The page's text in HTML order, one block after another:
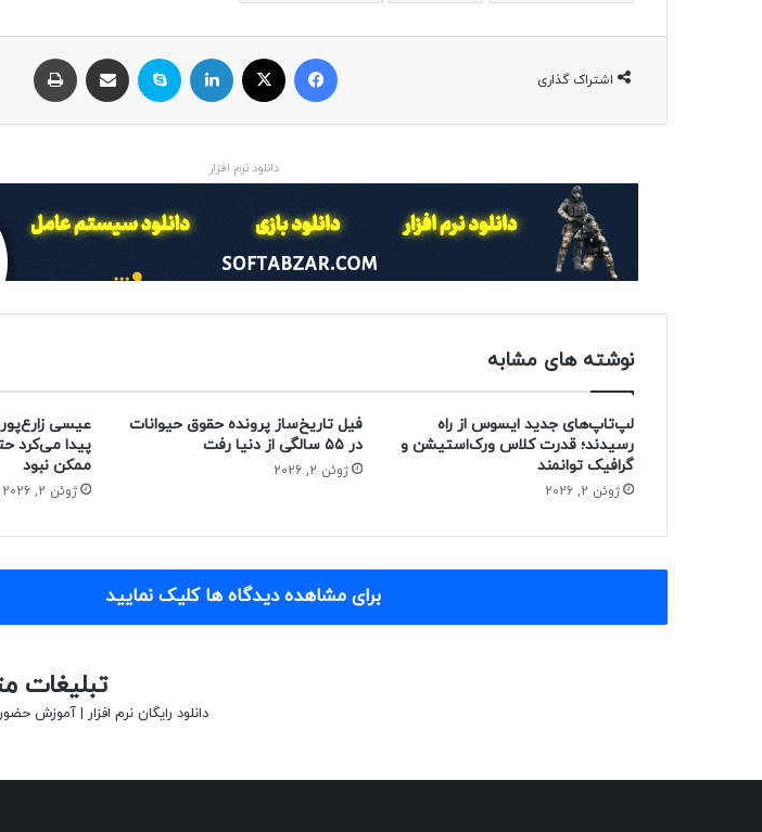
اشتراک گذاری
ایکس
دانلود نرم افزار
نوشته های مشابه
لپ‌تاپ‌های جدید ایسوس از راه
رسیدند؛ قدرت کلاس ورک‌استیشن و
گرافیک توانمند
ژوئن 2, 2026
فیل تاریخ‌ساز پرونده حقوق حیوانات
در ۵۵ سالگی از دنیا رفت
ژوئن 2, 2026
عیسی
پیدا می‌کرد
ممکن نبود
ژوئن 2, 2026
برای مشاهده دیدگاه ها کلیک نمایید
تبلیغات
دانلود رایگان نرم افزار | آموزش